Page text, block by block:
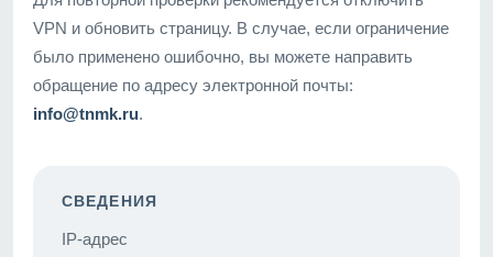
VPN и обновить страницу. В случае, если ограничение
было применено ошибочно, вы можете направить
обращение по адресу электронной почты:
info@tnmk.ru.
СВЕДЕНИЯ
IP-адрес